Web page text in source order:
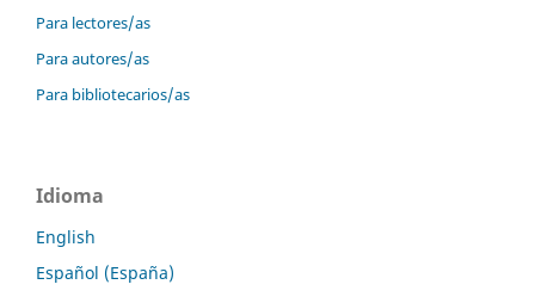
Para lectores/as
Para autores/as
Para bibliotecarios/as
Idioma
English
Español (España)